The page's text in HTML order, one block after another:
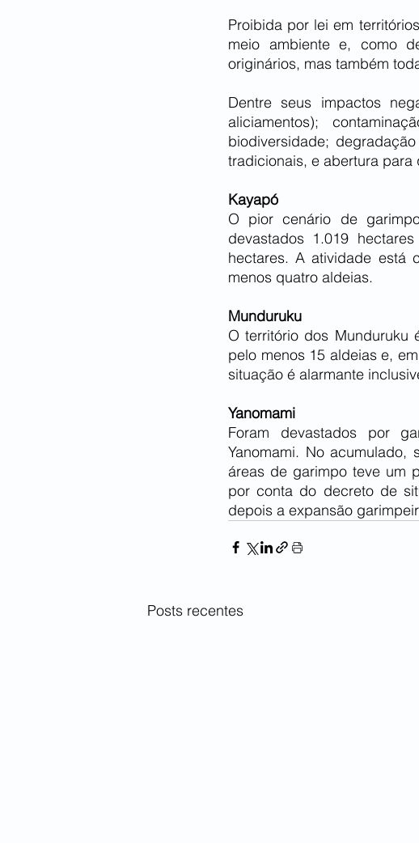
Proibida por lei em
meio ambiente e, como
originários, mas também
Dentre seus impactos
aliciamentos);
biodiversidade;
tradicionais, e abertura para
Kayapó
O pior cenário de
devastados 1.019
hectares. A atividade está
menos quatro aldeias.
Munduruku
O território dos
pelo menos 15 aldeias e,
situação é alarmante
Yanomami
Foram devastados por
Yanomami. No
áreas de garimpo teve um
por conta do decreto de
depois a expansão
Posts recentes